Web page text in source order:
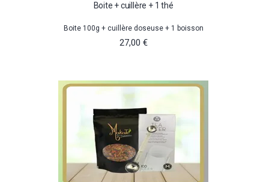
Boite + cuillère + 1 thé
Boite 100g + cuillère doseuse + 1 boisson
27,00 €